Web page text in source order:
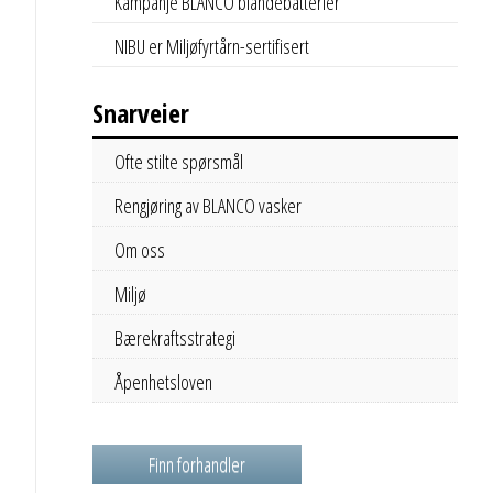
NIBU er Miljøfyrtårn-sertifisert
Snarveier
Ofte stilte spørsmål
Rengjøring av BLANCO vasker
Om oss
Miljø
Bærekraftsstrategi
Åpenhetsloven
Finn forhandler